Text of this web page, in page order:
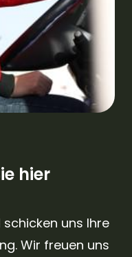
hier
uns Ihre
Wir freuen uns